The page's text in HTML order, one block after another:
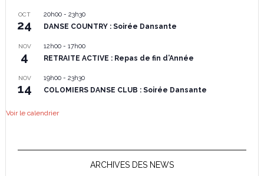
OCT
24
20h00- 23h30
DANSE COUNTRY : Soirée Dansante
NOV
4
12h00- 17h00
RETRAITE ACTIVE : Repas de fin d’Année
NOV
14
19h00- 23h30
COLOMIERS DANSE CLUB : Soirée Dansante
Voir le calendrier
ARCHIVES DES NEWS